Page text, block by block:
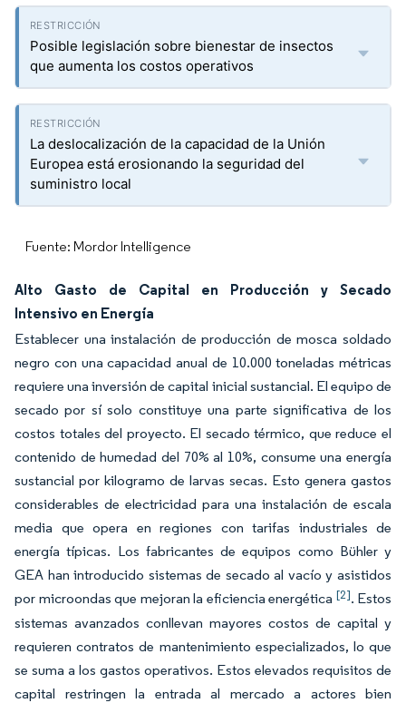
Posible legislación sobre bienestar de insectos
que aumenta los costos operativos
La deslocalización de la capacidad de la Unión
Europea está erosionando la seguridad del
suministro local
Fuente: Mordor Intelligence
Alto Gasto de Capital en Producción y Secado
Intensivo en Energía
Establecer una instalación de producción de mosca soldado
negro con una capacidad anual de 10.000 toneladas métricas
requiere una inversión de capital inicial sustancial. El equipo de
secado por sí solo constituye una parte significativa de los
costos totales del proyecto. El secado térmico, que reduce el
contenido de humedad del 70% al 10%, consume una energía
sustancial por kilogramo de larvas secas. Esto genera gastos
considerables de electricidad para una instalación de escala
media que opera en regiones con tarifas industriales de
energía típicas. Los fabricantes de equipos como Bühler y
GEA han introducido sistemas de secado al vacío y asistidos
por microondas que mejoran la eficiencia energética [2]. Estos
sistemas avanzados conllevan mayores costos de capital y
requieren contratos de mantenimiento especializados, lo que
se suma a los gastos operativos. Estos elevados requisitos de
capital restringen la entrada al mercado a actores bien